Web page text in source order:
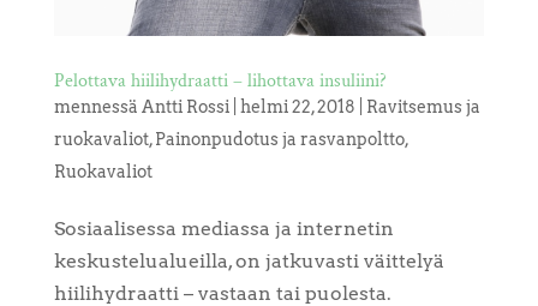
Pelottava hiilihydraatti – lihottava insuliini?
mennessä Antti Rossi| helmi 22, 2018
Ravitsemus ja
ruokavaliot,Painonpudotus ja rasvanpoltto,
Ruokavaliot
Sosiaalisessa mediassa ja internetin
keskustelualueilla, on jatkuvasti väittelyä
hiilihydraatti – vastaan tai puolesta.